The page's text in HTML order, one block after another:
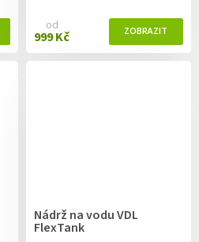
od
999 Kč
Nádrž na vodu VDL
FlexTank